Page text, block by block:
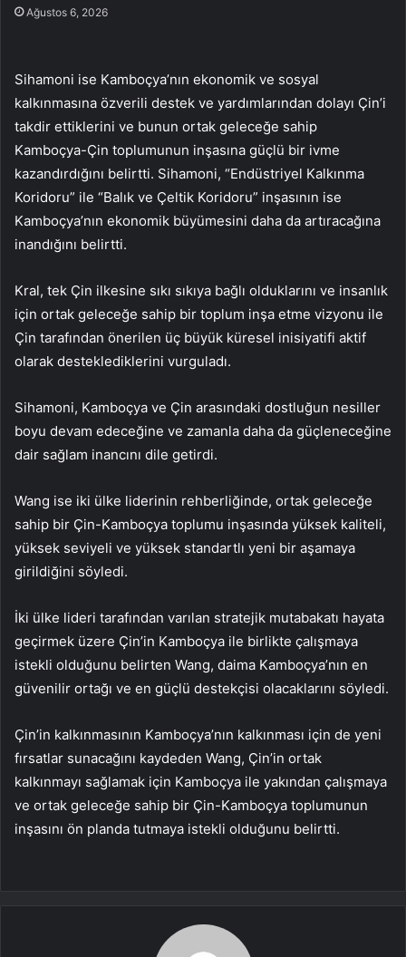
Ağustos 6, 2026
Sihamoni ise Kamboçya’nın ekonomik ve sosyal
kalkınmasına özverili destek ve yardımlarından dolayı Çin’i
takdir ettiklerini ve bunun ortak geleceğe sahip
Kamboçya-Çin toplumunun inşasına güçlü bir ivme
kazandırdığını belirtti. Sihamoni, “Endüstriyel Kalkınma
Koridoru” ile “Balık ve Çeltik Koridoru” inşasının ise
Kamboçya’nın ekonomik büyümesini daha da artıracağına
inandığını belirtti.
Kral, tek Çin ilkesine sıkı sıkıya bağlı olduklarını ve insanlık
için ortak geleceğe sahip bir toplum inşa etme vizyonu ile
Çin tarafından önerilen üç büyük küresel inisiyatifi aktif
olarak desteklediklerini vurguladı.
Sihamoni, Kamboçya ve Çin arasındaki dostluğun nesiller
boyu devam edeceğine ve zamanla daha da güçleneceğine
dair sağlam inancını dile getirdi.
Wang ise iki ülke liderinin rehberliğinde, ortak geleceğe
sahip bir Çin-Kamboçya toplumu inşasında yüksek kaliteli,
yüksek seviyeli ve yüksek standartlı yeni bir aşamaya
girildiğini söyledi.
İki ülke lideri tarafından varılan stratejik mutabakatı hayata
geçirmek üzere Çin’in Kamboçya ile birlikte çalışmaya
istekli olduğunu belirten Wang, daima Kamboçya’nın en
güvenilir ortağı ve en güçlü destekçisi olacaklarını söyledi.
Çin’in kalkınmasının Kamboçya’nın kalkınması için de yeni
fırsatlar sunacağını kaydeden Wang, Çin’in ortak
kalkınmayı sağlamak için Kamboçya ile yakından çalışmaya
ve ortak geleceğe sahip bir Çin-Kamboçya toplumunun
inşasını ön planda tutmaya istekli olduğunu belirtti.